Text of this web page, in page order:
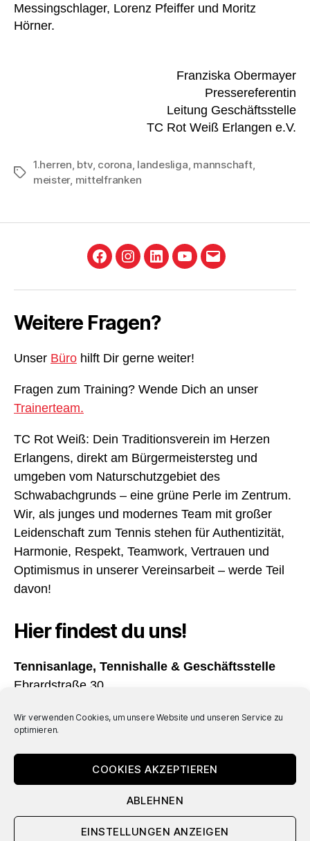
Wir verwenden Cookies, um unsere Website und unseren Service zu
optimieren.
COOKIES AKZEPTIEREN
ABLEHNEN
EINSTELLUNGEN ANZEIGEN
Messingschlager, Lorenz Pfeiffer und Moritz
Hörner.
Franziska Obermayer
Pressereferentin
Leitung Geschäftsstelle
TC Rot Weiß Erlangen e.V.
Schlagwörter
1.herren, btv, corona, landesliga, mannschaft,
meister, mittelfranken
FacebookInstagram
LinkedInYouTube
E-
Weitere Fragen?
Unser Büro hilft Dir gerne weiter!
Fragen zum Training? Wende Dich an unser
Trainerteam.
TC Rot Weiß: Dein Traditionsverein im Herzen
Erlangens, direkt am Bürgermeistersteg und
umgeben vom Naturschutzgebiet des
Schwabachgrunds – eine grüne Perle im Zentrum.
Wir, als junges und modernes Team mit großer
Leidenschaft zum Tennis stehen für Authentizität,
Harmonie, Respekt, Teamwork, Vertrauen und
Optimismus in unserer Vereinsarbeit – werde Teil
davon!
Hier findest du uns!
Tennisanlage, Tennishalle & Geschäftsstelle
Ebrardstraße 30
Öffnungszeiten
Täglich von 08:00 – 22:00 Uhr geöffnet
© 2026TC Rot-Weiß
Nach oben↑